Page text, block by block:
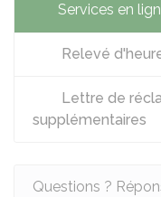
Services en
Relevé
Lettre de
supplémentaires
Questions ?